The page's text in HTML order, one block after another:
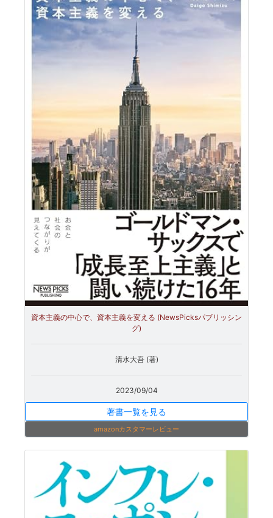
資本主義の中心で、資本主義を変える (NewsPicksパブリッシン
グ)
清水大吾 (著)
2023/09/04
著書一覧を見る
amazonカスタマーレビュー